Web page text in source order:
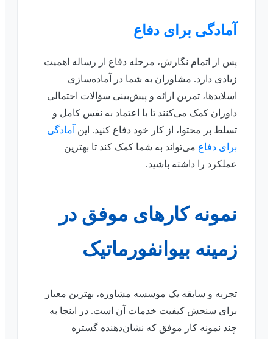
آمادگی برای دفاع
پس از اتمام نگارش، مرحله دفاع از رساله اهمیت
زیادی دارد. مشاوران به شما در آماده‌سازی
اسلایدها، تمرین ارائه و پیش‌بینی سؤالات احتمالی
داوران کمک می‌کنند تا با اعتماد به نفس کامل و
تسلط بر محتوا، از کار خود دفاع کنید. این آمادگی
برای دفاع می‌تواند به شما کمک کند تا بهترین
عملکرد را داشته باشید.
نمونه کارهای موفق در
زمینه بیوانفورماتیک
تجربه و سابقه یک موسسه مشاوره، بهترین معیار
برای سنجش کیفیت خدمات آن است. در اینجا به
چند نمونه کار موفق که نشان‌دهنده گستره